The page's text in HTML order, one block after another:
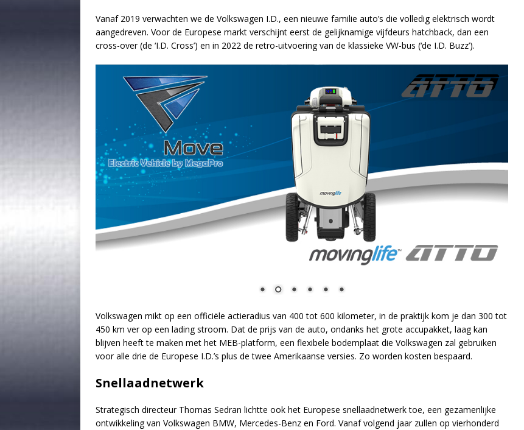
Vanaf 2019 verwachten we de Volkswagen I.D., een nieuwe familie auto’s die volledig elektrisch wordt
aangedreven. Voor de Europese markt verschijnt eerst de gelijknamige vijfdeurs hatchback, dan een
cross-over (de ‘I.D. Cross’) en in 2022 de retro-uitvoering van de klassieke VW-bus (‘de I.D. Buzz’).
Volkswagen mikt op een officiële actieradius van 400 tot 600 kilometer, in de praktijk kom je dan 300 tot
450 km ver op een lading stroom. Dat de prijs van de auto, ondanks het grote accupakket, laag kan
blijven heeft te maken met het MEB-platform, een flexibele bodemplaat die Volkswagen zal gebruiken
voor alle drie de Europese I.D.’s plus de twee Amerikaanse versies. Zo worden kosten bespaard.
Snellaadnetwerk
Strategisch directeur Thomas Sedran lichtte ook het Europese snellaadnetwerk toe, een gezamenlijke
ontwikkeling van Volkswagen BMW, Mercedes-Benz en Ford. Vanaf volgend jaar zullen op vierhonderd